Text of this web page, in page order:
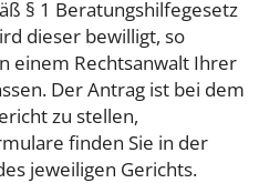
§ 1 Beratungshilfegesetz
dieser bewilligt, so
einem Rechtsanwalt Ihrer
Der Antrag ist bei dem
zu stellen,
finden Sie in der
jeweiligen Gerichts.